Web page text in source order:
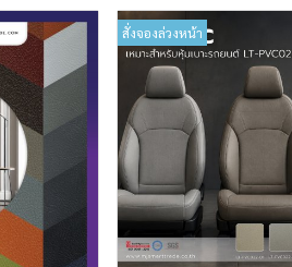
สั่งจองล่วงหน้า